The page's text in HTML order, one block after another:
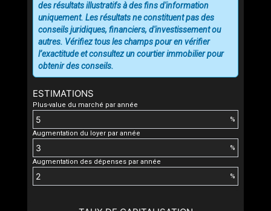
ESTIMATIONS
Plus-value du marché par année
%
Augmentation du loyer par année
%
Augmentation des dépenses par année
%
des résultats illustratifs à des fins d'information
uniquement. Les résultats ne constituent pas des
conseils juridiques, financiers, d'investissement ou
autres. Vérifiez tous les champs pour en vérifier
l’exactitude et consultez un courtier immobilier pour
obtenir des conseils.